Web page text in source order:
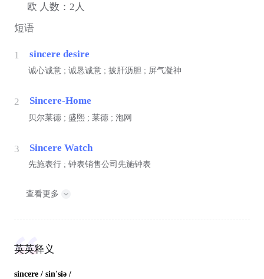
欧 人数：2人
短语
1 sincere desire
诚心诚意 ; 诚恳诚意 ; 披肝沥胆 ; 屏气凝神
2 Sincere-Home
贝尔莱德 ; 盛熙 ; 莱德 ; 泡网
3 Sincere Watch
先施表行 ; 钟表销售公司先施钟表
查看更多
英英释义
sincere / sin'siə /